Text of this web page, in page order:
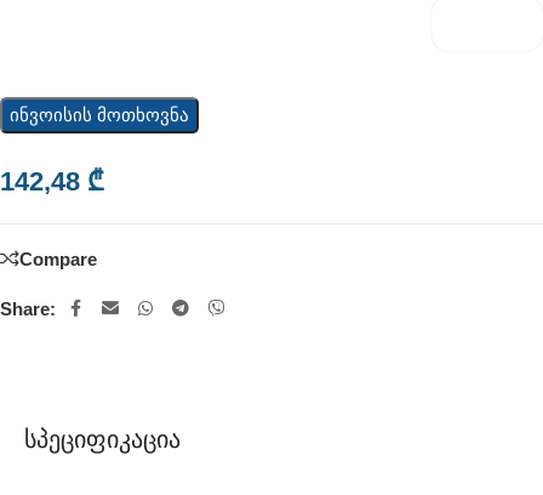
ინვოისის მოთხოვნა
142,48 ₾
Compare
Share:
Სპეციფიკაცია